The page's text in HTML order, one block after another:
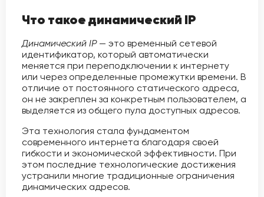
Что такое динамический IP
Динамический IP— это временный сетевой
идентификатор, который автоматически
меняется при переподключении к интернету
или через определенные промежутки времени. В
отличие от постоянного статического адреса,
он не закреплен за конкретным пользователем, а
выделяется из общего пула доступных адресов.
Эта технология стала фундаментом
современного интернета благодаря своей
гибкости и экономической эффективности. При
этом последние технологические достижения
устранили многие традиционные ограничения
динамических адресов.